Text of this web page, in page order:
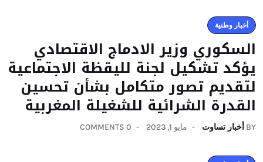
أخبار وطنية
السكوري وزير الادماج الاقتصادي
يؤكد تشكيل لجنة لليقظة الاجتماعية
لتقديم تصور متكامل بشأن تحسين
القدرة الشرائية للشغيلة المغربية
BY أخبار تساوت مايو 1, 2023 0 COMMENTS